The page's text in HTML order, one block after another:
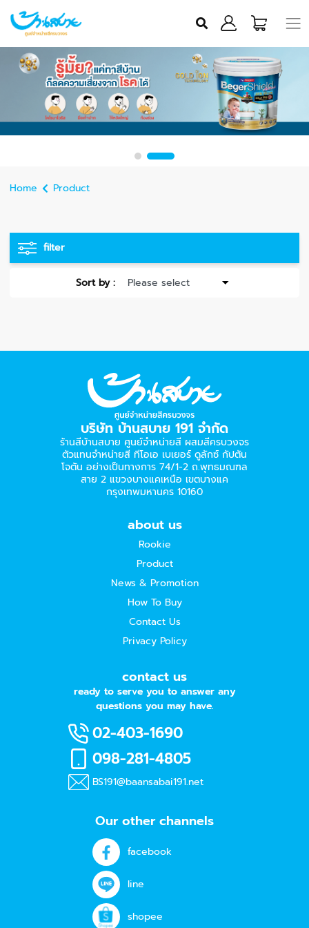
Home Product
filter
Sort by :
บริษัท บ้านสบาย 191 จำกัด
ร้านสีบ้านสบาย ศูนย์จำหน่ายสี ผสมสีครบวงจร
ตัวแทนจำหน่ายสี ทีโอเอ เบเยอร์​ ดูลักซ์ กัปตัน
โจตัน อย่างเป็นทางการ 74/1-2 ถ.พุทธมณฑล
สาย 2 แขวงบางแคเหนือ เขตบางแค
กรุงเทพมหานคร 10160
about us
Rookie
Product
News & Promotion
How To Buy
Contact Us
Privacy Policy
contact us
ready to serve you to answer any
questions you may have.
02-403-1690
098-281-4805
BS191@baansabai191.net
Our other channels
facebook
line
shopee